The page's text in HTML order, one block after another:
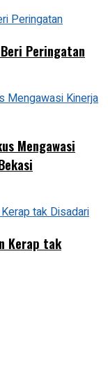
Peringatan
Mengawasi
Kerap tak